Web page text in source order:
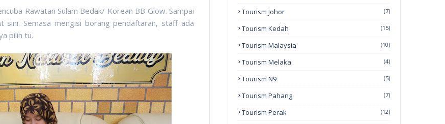
Rawatan Sulam Bedak/ Korean BB Glow. Sampai
Semasa mengisi borang pendaftaran, staff ada
pilih tu.
Tourism Johor (7)
Tourism Kedah (15)
Tourism Malaysia (10)
Tourism Melaka (4)
Tourism N9 (5)
Tourism Pahang (7)
Tourism Perak (12)